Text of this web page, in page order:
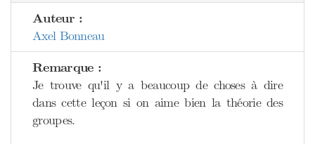
Auteur :
Axel Bonneau
Remarque :
Je trouve qu'il y a beaucoup de choses à dire
dans cette leçon si on aime bien la théorie des
groupes.